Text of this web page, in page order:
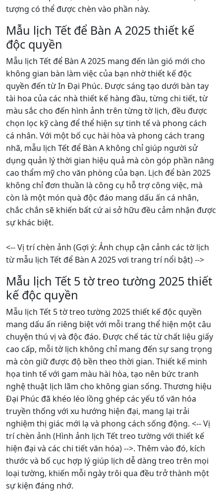
tượng có thể được chèn vào phần này.
Mẫu lịch Tết để Bàn A 2025 thiết kế
độc quyền
Mẫu lịch Tết để Bàn A 2025 mang đến làn gió mới cho
không gian bàn làm việc của bạn nhờ thiết kế độc
quyền đến từ In Đại Phúc. Được sáng tạo dưới bàn tay
tài hoa của các nhà thiết kế hàng đầu, từng chi tiết, từ
màu sắc cho đến hình ảnh trên từng tờ lịch, đều được
chọn lọc kỹ càng để thể hiện sự tinh tế và phong cách
cá nhân. Với một bố cục hài hòa và phong cách trang
nhã, mẫu lịch Tết để Bàn A không chỉ giúp người sử
dụng quản lý thời gian hiệu quả mà còn góp phần nâng
cao thẩm mỹ cho văn phòng của bạn. Lịch để bàn 2025
không chỉ đơn thuần là công cụ hỗ trợ công việc, mà
còn là một món quà độc đáo mang dấu ấn cá nhân,
chắc chắn sẽ khiến bất cứ ai sở hữu đều cảm nhận được
sự khác biệt.
<-- Vị trí chèn ảnh (Gợi ý: Ảnh chụp cận cảnh các tờ lịch
từ mẫu lịch Tết để Bàn A 2025 vơi trang trí nổi bật) -->
Mẫu lịch Tết 5 tờ treo tường 2025 thiết
kế độc quyền
Mẫu lịch Tết 5 tờ treo tường 2025 thiết kế độc quyền
mang dấu ấn riêng biệt với mỗi trang thể hiện một câu
chuyện thú vị và độc đáo. Được chế tác từ chất liệu giấy
cao cấp, mỗi tờ lịch không chỉ mang đến sự sang trọng
mà còn giữ được độ bền theo thời gian. Thiết kế minh
họa tinh tế với gam màu hài hòa, tạo nên bức tranh
nghệ thuật lịch lãm cho không gian sống. Thương hiệu
Đại Phúc đã khéo léo lồng ghép các yếu tố văn hóa
truyền thống với xu hướng hiện đại, mang lại trải
nghiệm thị giác mới lạ và phong cách sống động. <-- Vị
trí chèn ảnh (Hình ảnh lịch Tết treo tường với thiết kế
hiện đại và các chi tiết văn hóa) -->. Thêm vào đó, kích
thước và bố cục hợp lý giúp lịch dễ dàng treo trên mọi
loại tường, khiến mỗi ngày trôi qua đều trở thành một
sự kiện đáng nhớ.